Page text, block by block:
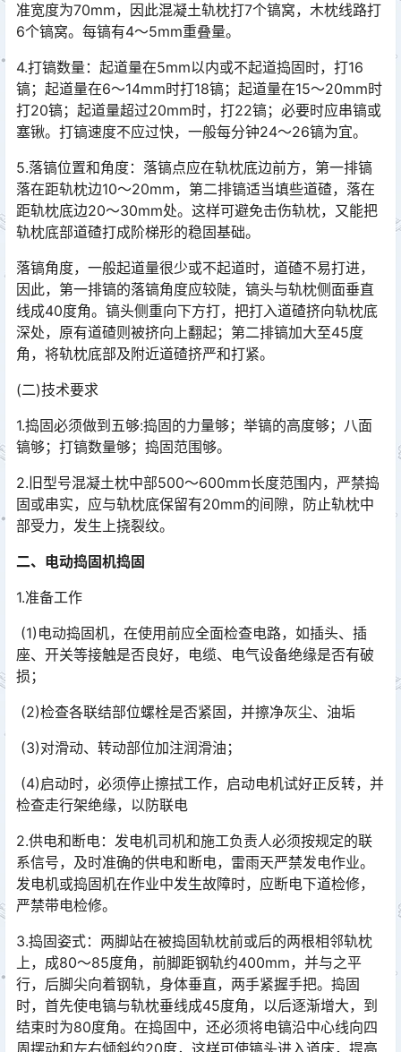
准宽度为70mm，因此混凝土轨枕打7个镐窝，木枕线路打
6个镐窝。每镐有4～5mm重叠量。󠅅󠅃󠄵󠅂󠄪󠇖󠆨󠆨󠇕󠆞󠆒󠅬󠇘󠆭󠆘󠇙󠆝󠅵󠇗󠆭󠆁󠄐󠇗󠅹󠅸󠇖󠆍󠅳󠇖󠅹󠅰󠇖󠆌󠅹
4.打镐数量：起道量在5mm以内或不起道捣固时，打16
镐；起道量在6～14mm时打18镐；起道量在15～20mm时
打20镐；起道量超过20mm时，打22镐；必要时应串镐或
塞锹。打镐速度不应过快，一般每分钟24～26镐为宜。󠅅󠅃󠄵󠅂󠄪󠇖󠆨󠆨󠇕󠆞󠆒󠅬󠇘󠆭󠆘󠇙󠆝󠅵󠇗󠆭󠆁󠄐󠇗󠅹󠅸󠇖󠆍󠅳󠇖󠅹󠅰󠇖󠆌󠅹
5.落镐位置和角度：落镐点应在轨枕底边前方，第一排镐
落在距轨枕边10～20mm，第二排镐适当填些道碴，落在
距轨枕底边20～30mm处。这样可避免击伤轨枕，又能把
轨枕底部道碴打成阶梯形的稳固基础。󠅅󠅃󠄵󠅂󠄪󠇖󠆨󠆨󠇕󠆞󠆒󠅬󠇘󠆭󠆘󠇙󠆝󠅵󠇗󠆭󠆁󠄐󠇗󠅹󠅸󠇖󠆍󠅳󠇖󠅹󠅰󠇖󠆌󠅹
落镐角度，一般起道量很少或不起道时，道碴不易打进，
因此，第一排镐的落镐角度应较陡，镐头与轨枕侧面垂直
线成40度角。镐头侧重向下方打，把打入道碴挤向轨枕底
深处，原有道碴则被挤向上翻起；第二排镐加大至45度
角，将轨枕底部及附近道碴挤严和打紧。󠅅󠅃󠄵󠅂󠄪󠇖󠆨󠆨󠇕󠆞󠆒󠅬󠇘󠆭󠆘󠇙󠆝󠅵󠇗󠆭󠆁󠄐󠇗󠅹󠅸󠇖󠆍󠅳󠇖󠅹󠅰󠇖󠆌󠅹
(二)技术要求
1.捣固必须做到五够:捣固的力量够；举镐的高度够；八面
镐够；打镐数量够；捣固范围够。
2.旧型号混凝土枕中部500～600mm长度范围内，严禁捣
固或串实，应与轨枕底保留有20mm的间隙，防止轨枕中
部受力，发生上挠裂纹。
二、电动捣固机捣固
1.准备工作
(1)电动捣固机，在使用前应全面检查电路，如插头、插
座、开关等接触是否良好，电缆、电气设备绝缘是否有破
损；
(2)检查各联结部位螺栓是否紧固，并擦净灰尘、油垢
(3)对滑动、转动部位加注润滑油；
(4)启动时，必须停止擦拭工作，启动电机试好正反转，并
检查走行架绝缘，以防联电
2.供电和断电：发电机司机和施工负责人必须按规定的联
系信号，及时准确的供电和断电，雷雨天严禁发电作业。
发电机或捣固机在作业中发生故障时，应断电下道检修，
严禁带电检修。󠅅󠅃󠄵󠅂󠄪󠇖󠆨󠆨󠇕󠆞󠆒󠅬󠇘󠆭󠆘󠇙󠆝󠅵󠇗󠆭󠆁󠄐󠇗󠅹󠅸󠇖󠆍󠅳󠇖󠅹󠅰󠇖󠆌󠅹
3.捣固姿式：两脚站在被捣固轨枕前或后的两根相邻轨枕
上，成80～85度角，前脚距钢轨约400mm，并与之平
行，后脚尖向着钢轨，身体垂直，两手紧握手把。捣固
时，首先使电镐与轨枕垂线成45度角，以后逐渐增大，到
结束时为80度角。在捣固中，还必须将电镐沿中心线向四
周摆动和左右倾斜约20度，这样可使镐头进入道床，提高